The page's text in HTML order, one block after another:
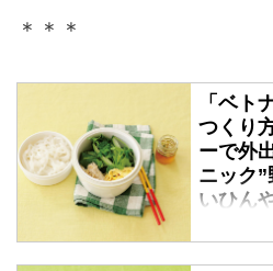
＊＊＊
「ベト
つくり
ーで外
ニック
いひん
戸口し
web